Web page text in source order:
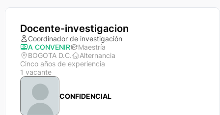
Docente-investigacion
Coordinador de investigación
A CONVENIR
Maestría
BOGOTA D.C.
Alternancia
Cinco años de experiencia
1 vacante
CONFIDENCIAL